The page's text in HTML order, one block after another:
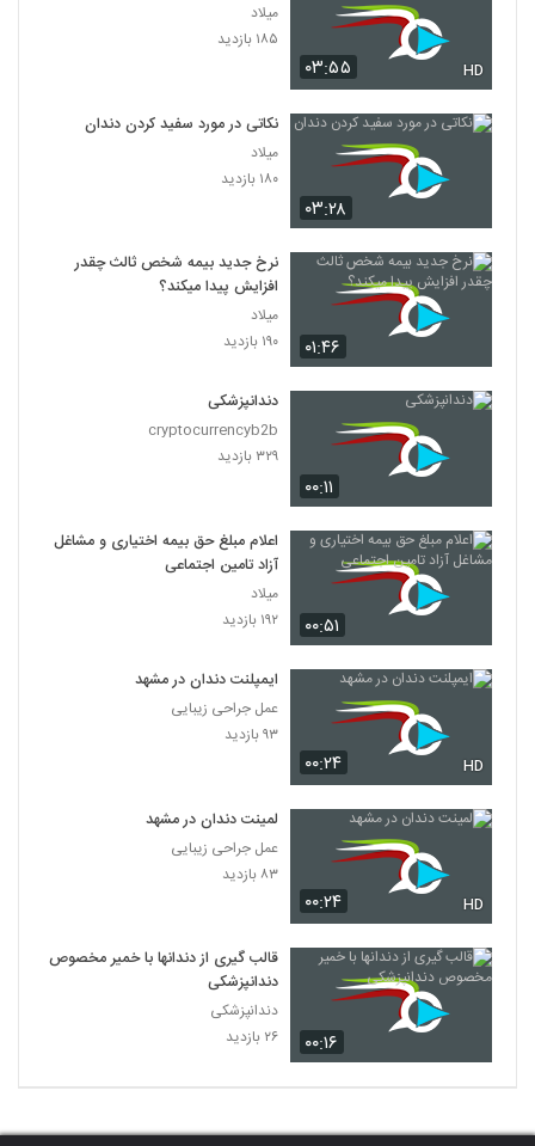
۰۳:۵۵ HD
میلاد
۱۸۵ بازدید
۰۳:۲۸
نکاتی در مورد سفید کردن دندان
میلاد
۱۸۰ بازدید
۰۱:۴۶
نرخ جدید بیمه شخص ثالث چقدر
افزایش پیدا میکند؟
میلاد
۱۹۰ بازدید
۰۰:۱۱
دندانپزشکی
cryptocurrencyb2b
۳۲۹ بازدید
۰۰:۵۱
اعلام مبلغ حق بیمه اختیاری و مشاغل
آزاد تامین اجتماعی
میلاد
۱۹۲ بازدید
۰۰:۲۴ HD
ایمپلنت دندان در مشهد
عمل جراحی زیبایی
۹۳ بازدید
۰۰:۲۴ HD
لمینت دندان در مشهد
عمل جراحی زیبایی
۸۳ بازدید
۰۰:۱۶
قالب گیری از دندانها با خمیر مخصوص
دندانپزشکی
دندانپزشکی
۲۶ بازدید